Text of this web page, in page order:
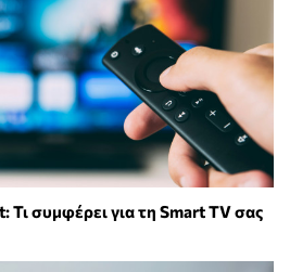
Τι συμφέρει για τη Smart TV σας